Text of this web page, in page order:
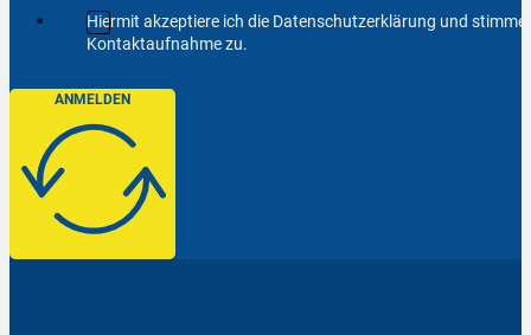
Hiermit akzeptiere ich die Datenschutzerklärung und
Kontaktaufnahme zu.
ANMELDEN